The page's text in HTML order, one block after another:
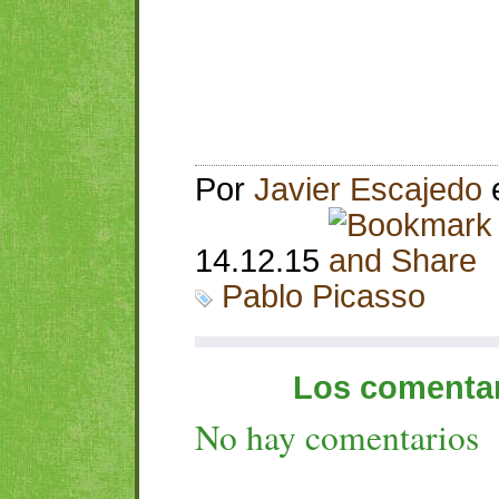
Por Javier Escajedo
14.12.15
Pablo Picasso
Los
No hay comentarios